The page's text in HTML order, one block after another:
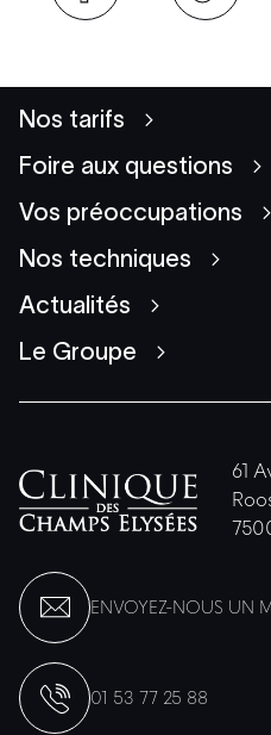
Nos tarifs
Foire aux questions
Vos préoccupations
Nos techniques
Actualités
Le Groupe
61
ENVOYEZ-NOUS UN
01 53 77 25 88